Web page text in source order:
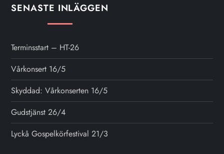
SENASTE INLÄGGEN
Terminsstart – HT-26
Vårkonsert 16/5
Skyddad: Vårkonserten 16/5
Gudstjänst 26/4
Lyckå Gospelkörfestival 21/3